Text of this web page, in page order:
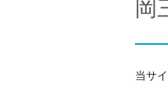
へ
動
岡
当サ